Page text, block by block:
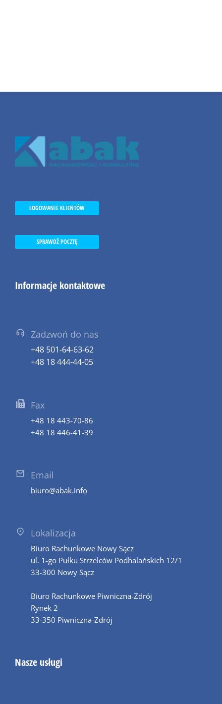
LOGOWANIE KLIENTÓW
SPRAWDŹ POCZTĘ
Informacje kontaktowe
Zadzwoń do nas
+48 501-64-63-62
+48 18 444-44-05
Fax
+48 18 443-70-86
+48 18 446-41-39
Email
biuro@abak.info
Lokalizacja
Biuro Rachunkowe Nowy Sącz
ul. 1-go Pułku Strzelców Podhalańskich 12/1
33-300 Nowy Sącz
Biuro Rachunkowe Piwniczna-Zdrój
Rynek 2
33-350 Piwniczna-Zdrój
Nasze usługi